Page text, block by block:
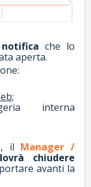
che lo
aperta.
;
interna
il Manager /
chiudere
avanti la